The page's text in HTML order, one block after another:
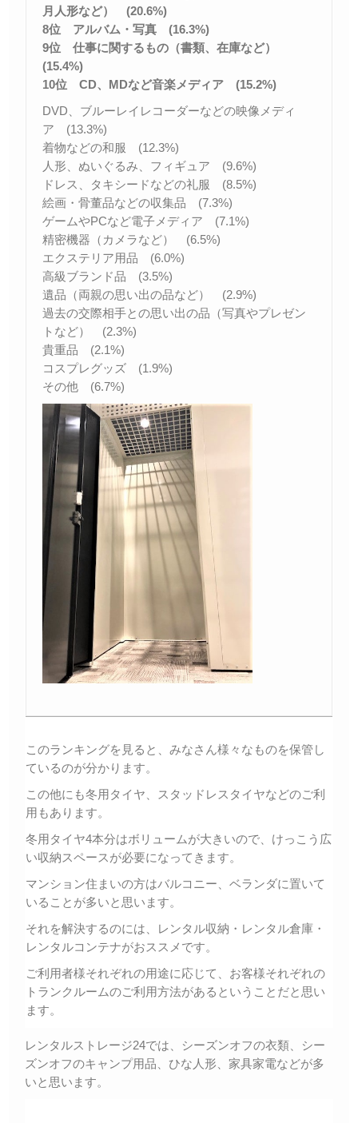
月人形など） (20.6%)
8位 アルバム・写真 (16.3%)
9位 仕事に関するもの（書類、在庫など）
(15.4%)
10位 CD、MDなど音楽メディア (15.2%)
DVD、ブルーレイレコーダーなどの映像メディ
ア (13.3%)
着物などの和服 (12.3%)
人形、ぬいぐるみ、フィギュア (9.6%)
ドレス、タキシードなどの礼服 (8.5%)
絵画・骨董品などの収集品 (7.3%)
ゲームやPCなど電子メディア (7.1%)
精密機器（カメラなど） (6.5%)
エクステリア用品 (6.0%)
高級ブランド品 (3.5%)
遺品（両親の思い出の品など） (2.9%)
過去の交際相手との思い出の品（写真やプレゼン
トなど） (2.3%)
貴重品 (2.1%)
コスプレグッズ (1.9%)
その他 (6.7%)
このランキングを見ると、みなさん様々なものを保管し
ているのが分かります。
この他にも冬用タイヤ、スタッドレスタイヤなどのご利
用もあります。
冬用タイヤ4本分はボリュームが大きいので、けっこう広
い収納スペースが必要になってきます。
マンション住まいの方はバルコニー、ベランダに置いて
いることが多いと思います。
それを解決するのには、レンタル収納・レンタル倉庫・
レンタルコンテナがおススメです。
ご利用者様それぞれの用途に応じて、お客様それぞれの
トランクルームのご利用方法があるということだと思い
ます。
レンタルストレージ24では、シーズンオフの衣類、シー
ズンオフのキャンプ用品、ひな人形、家具家電などが多
いと思います。